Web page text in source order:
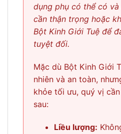
dụng phụ có thể có
cần thận trọng hoặc
Bột Kinh Giới Tuệ để
tuyệt đối.
Mặc dù Bột Kinh Giới
nhiên và an toàn,
khỏe tối ưu, quý vị
sau:
Liều lượng: